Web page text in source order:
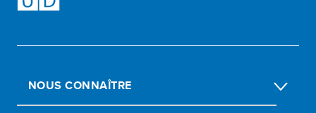
NOUS CONNAÎTRE